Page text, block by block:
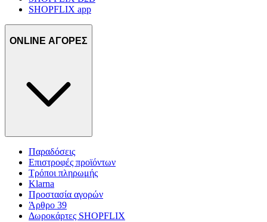
SHOPFLIX app
ONLINE ΑΓΟΡΕΣ
Παραδόσεις
Επιστροφές προϊόντων
Τρόποι πληρωμής
Klarna
Προστασία αγορών
Άρθρο 39
Δωροκάρτες SHOPFLIX